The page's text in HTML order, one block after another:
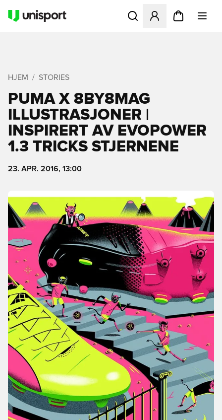
Åpner en Modal for å
HJEM STORIES
PUMA X 8BY8MAG
ILLUSTRASJONER |
INSPIRERT AV EVOPOWER
1.3 TRICKS STJERNENE
23. APR. 2016, 13:00